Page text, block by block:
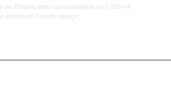
no Paraná entre os municípios com 150 mil
ensino de Foz do Iguaçu